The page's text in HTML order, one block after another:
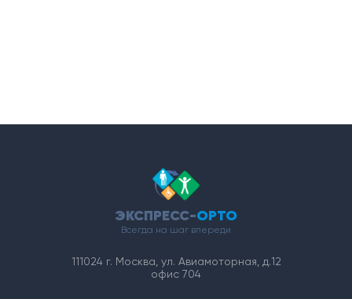
ЭКСПРЕСС-ОРТО
Всегда на шаг впереди
111024 г. Москва, ул. Авиамоторная, д.12
офис 704